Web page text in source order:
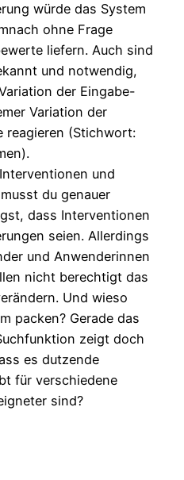
würde das System
ohne Frage
liefern. Auch sind
und notwendig,
der Eingabe-
Variation der
reagieren (Stichwort:
und
du genauer
dass Interventionen
seien. Allerdings
und Anwenderinnen
nicht berechtigt das
Und wieso
packen? Gerade das
zeigt doch
es dutzende
für verschiedene
sind?